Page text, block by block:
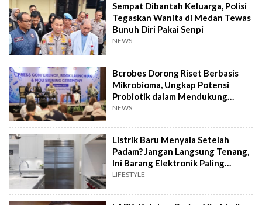
Sempat Dibantah Keluarga, Polisi
Tegaskan Wanita di Medan Tewas
Bunuh Diri Pakai Senpi
NEWS
Bcrobes Dorong Riset Berbasis
Mikrobioma, Ungkap Potensi
Probiotik dalam Mendukung
Terapi Jerawat
NEWS
Listrik Baru Menyala Setelah
Padam? Jangan Langsung Tenang,
Ini Barang Elektronik Paling
Rawan Rusak
LIFESTYLE